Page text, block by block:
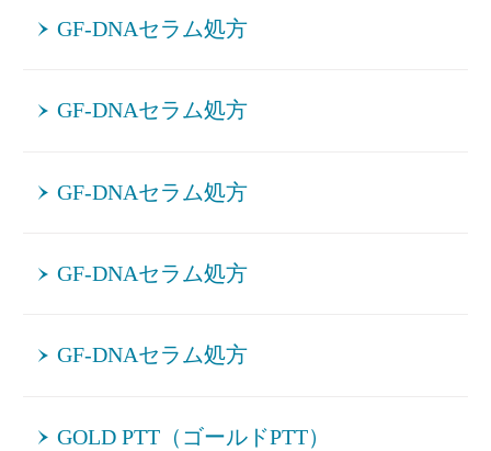
GF-DNAセラム処方
GF-DNAセラム処方
GF-DNAセラム処方
GF-DNAセラム処方
GF-DNAセラム処方
GOLD PTT（ゴールドPTT）